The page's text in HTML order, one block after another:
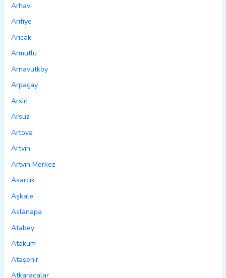
Arhavi
Arifiye
Arıcak
Armutlu
Arnavutköy
Arpaçay
Arsin
Arsuz
Artova
Artvin
Artvin Merkez
Asarcık
Aşkale
Aslanapa
Atabey
Atakum
Ataşehir
Atkaracalar